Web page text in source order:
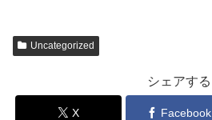
Uncategorized
シェアする
X Facebook